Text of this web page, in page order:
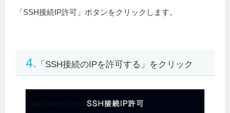
「SSH接続IP許可」ボタンをクリックします。
4. 「SSH接続のIPを許可する」をクリック